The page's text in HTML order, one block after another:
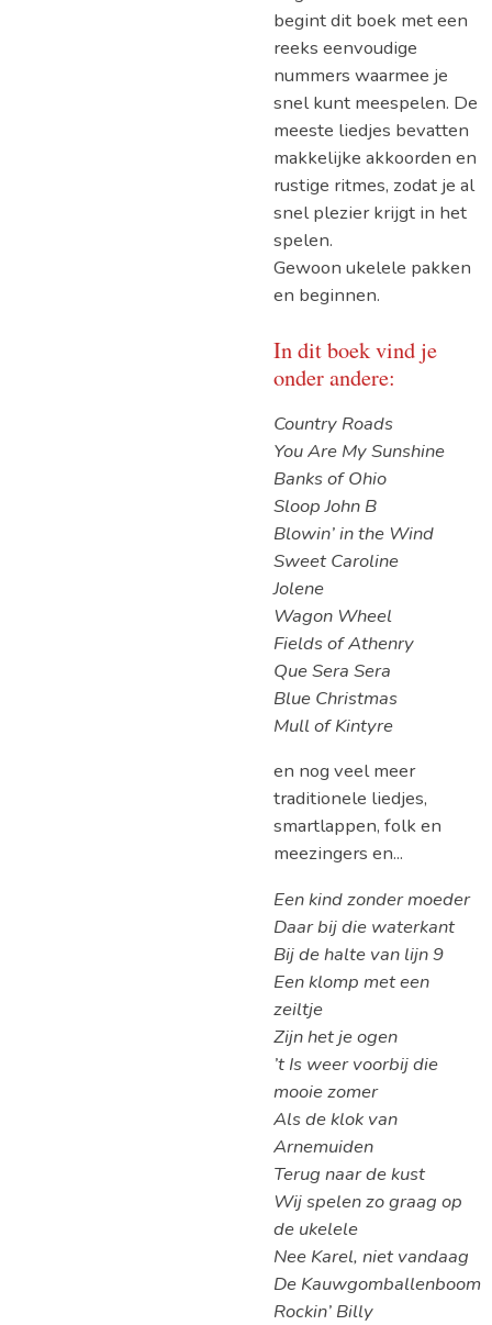
begint dit boek met een
reeks eenvoudige
nummers waarmee je
snel kunt meespelen. De
meeste liedjes bevatten
makkelijke akkoorden en
rustige ritmes, zodat je al
snel plezier krijgt in het
spelen.
Gewoon ukelele pakken
en beginnen.
In dit boek vind je
onder andere:
Country Roads
You Are My Sunshine
Banks of Ohio
Sloop John B
Blowin’ in the Wind
Sweet Caroline
Jolene
Wagon Wheel
Fields of Athenry
Que Sera Sera
Blue Christmas
Mull of Kintyre
en nog veel meer
traditionele liedjes,
smartlappen, folk en
meezingers en...
Een kind zonder moeder
Daar bij die waterkant
Bij de halte van lijn 9
Een klomp met een
zeiltje
Zijn het je ogen
’t Is weer voorbij die
mooie zomer
Als de klok van
Arnemuiden
Terug naar de kust
Wij spelen zo graag op
de ukelele
Nee Karel, niet vandaag
De Kauwgomballenboom
Rockin’ Billy